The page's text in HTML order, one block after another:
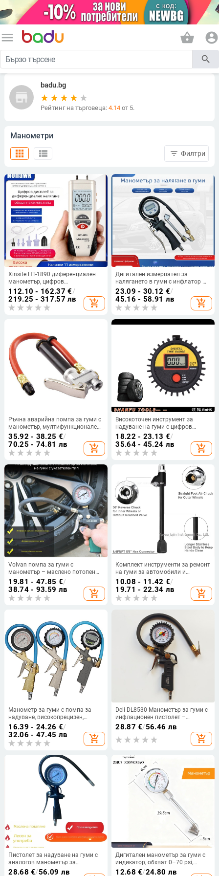
menu shopping_basket account_circle
search
store
badu.bg
Рейтинг на търговеца: 4.14от 5.
Манометри
view_list
apps filter_list Филтри
Xinsite HT-1890 диференциален
манометър, цифров
микродиференциален
измервател, авто ремонт,
вакуумен манометър, висока
прецизност
112.10 - 162.37 €/
219.25 - 317.57 лв
add_shopping_cart
Дигитален измервател за
налягането в гуми с инфлатор —
високопрецизен метален
манометър, 0–16 bar
23.09 - 30.12 €/
45.16 - 58.91 лв
add_shopping_cart
Ръчна аварийна помпа за гуми с
манометър, мултифункционален
универсален комплект; диапазон
0–100 psi, точност 0.01 psi,
материали: мед, неръждаема
стомана, гума, ABS
35.92 - 38.25 €/
70.25 - 74.81 лв
add_shopping_cart
Високоточен инструмент за
надуване на гуми с цифров
манометр LED, диапазон 0-300
psi, точност +/-1.5 psi, ABS
пластмасов корпус, CR2032
батерия.
18.22 - 23.13 €/
35.64 - 45.24 лв
add_shopping_cart
Volvan помпа за гуми с
манометър – маслено потопен
манометр, диапазон 0-60 psi,
точност 0.005, корпус от чист мед
19.81 - 47.85 €/
38.74 - 93.59 лв
add_shopping_cart
Комплект инструменти за ремонт
на гуми за автомобили и
камиони с пръчка за надуване,
високо налягане, издръжлив
10.08 - 11.42 €/
19.71 - 22.34 лв
add_shopping_cart
Манометр за гуми с помпа за
надуване, високопрецизен,
цинкова сплав, точност 0,3 бара,
измерва в бара
16.39 - 24.26 €/
32.06 - 47.45 лв
add_shopping_cart
Deli DL8530 Манометър за гуми с
инфлационен пистолет –
измерване на налягането в
автомобилните гуми
28.87 €/56.46 лв
add_shopping_cart
Пистолет за надуване на гуми с
аналогов манометър за
налягане, диапазон 0–230 psi,
28.68 €/56.09 лв
Дигитален манометър за гуми с
индикатор, обхват 0–70 psi,
точност 0.1 MPa, дисплей с
12.68 €/24.80 лв